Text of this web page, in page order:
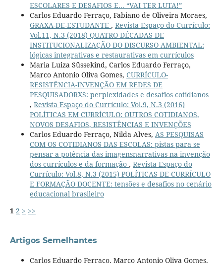
ESCOLARES E DESAFIOS E... “VAI TER LUTA!”
Carlos Eduardo Ferraço, Fabiano de Oliveira Moraes,
GRAXA-DE-ESTUDANTE , Revista Espaço do Currículo:
Vol.11, N.3 (2018) QUATRO DÉCADAS DE
INSTITUCIONALIZAÇÃO DO DISCURSO AMBIENTAL:
lógicas integrativas e restaurativas em currículos
Maria Luiza Süssekind, Carlos Eduardo Ferraço,
Marco Antonio Oliva Gomes, CURRÍCULO-
RESISTÊNCIA-INVENÇÃO EM REDES DE
PESQUISADORXS: perplexidades e desafios cotidianos
, Revista Espaço do Currículo: Vol.9, N.3 (2016)
POLÍTICAS EM CURRÍCULO: OUTROS COTIDIANOS,
NOVOS DESAFIOS, RESISTÊNCIAS E INVENÇÕES
Carlos Eduardo Ferraço, Nilda Alves, AS PESQUISAS
COM OS COTIDIANOS DAS ESCOLAS: pistas para se
pensar a potência das imagensnarrativas na invenção
dos currículos e da formação , Revista Espaço do
Currículo: Vol.8, N.3 (2015) POLÍTICAS DE CURRÍCULO
E FORMAÇÃO DOCENTE: tensões e desafios no cenário
educacional brasileiro
1 2 > >>
Artigos Semelhantes
Carlos Eduardo Ferraço, Marco Antonio Oliva Gomes,